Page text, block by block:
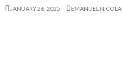
JANUARY 26, 2025 EMANUEL